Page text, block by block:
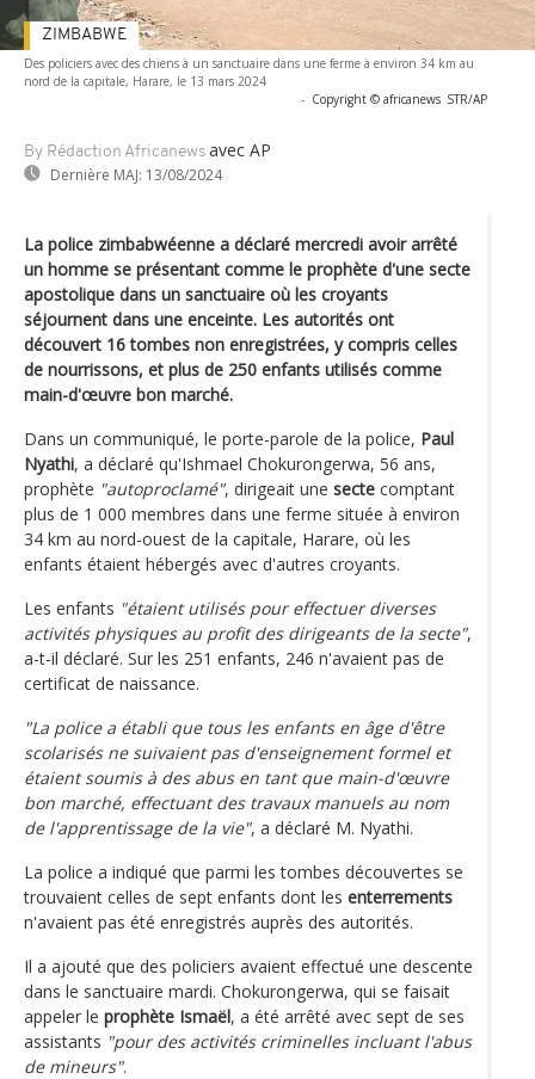
Des policiers avec des chiens à un sanctuaire dans une ferme à environ 34 km au
nord de la capitale, Harare, le 13 mars 2024
- Copyright © africanews STR/AP
By Rédaction Africanews avec AP
Dernière MAJ: 13/08/2024
ZIMBABWE
La police zimbabwéenne a déclaré mercredi avoir arrêté
un homme se présentant comme le prophète d'une secte
apostolique dans un sanctuaire où les croyants
séjournent dans une enceinte. Les autorités ont
découvert 16 tombes non enregistrées, y compris celles
de nourrissons, et plus de 250 enfants utilisés comme
main-d'œuvre bon marché.
Dans un communiqué, le porte-parole de la police, Paul
Nyathi, a déclaré qu'Ishmael Chokurongerwa, 56 ans,
prophète "autoproclamé", dirigeait une secte comptant
plus de 1 000 membres dans une ferme située à environ
34 km au nord-ouest de la capitale, Harare, où les
enfants étaient hébergés avec d'autres croyants.
Les enfants "étaient utilisés pour effectuer diverses
activités physiques au profit des dirigeants de la secte",
a-t-il déclaré. Sur les 251 enfants, 246 n'avaient pas de
certificat de naissance.
"La police a établi que tous les enfants en âge d'être
scolarisés ne suivaient pas d'enseignement formel et
étaient soumis à des abus en tant que main-d'œuvre
bon marché, effectuant des travaux manuels au nom
de l'apprentissage de la vie", a déclaré M. Nyathi.
La police a indiqué que parmi les tombes découvertes se
trouvaient celles de sept enfants dont les enterrements
n'avaient pas été enregistrés auprès des autorités.
Il a ajouté que des policiers avaient effectué une descente
dans le sanctuaire mardi. Chokurongerwa, qui se faisait
appeler le prophète Ismaël, a été arrêté avec sept de ses
assistants "pour des activités criminelles incluant l'abus
de mineurs".